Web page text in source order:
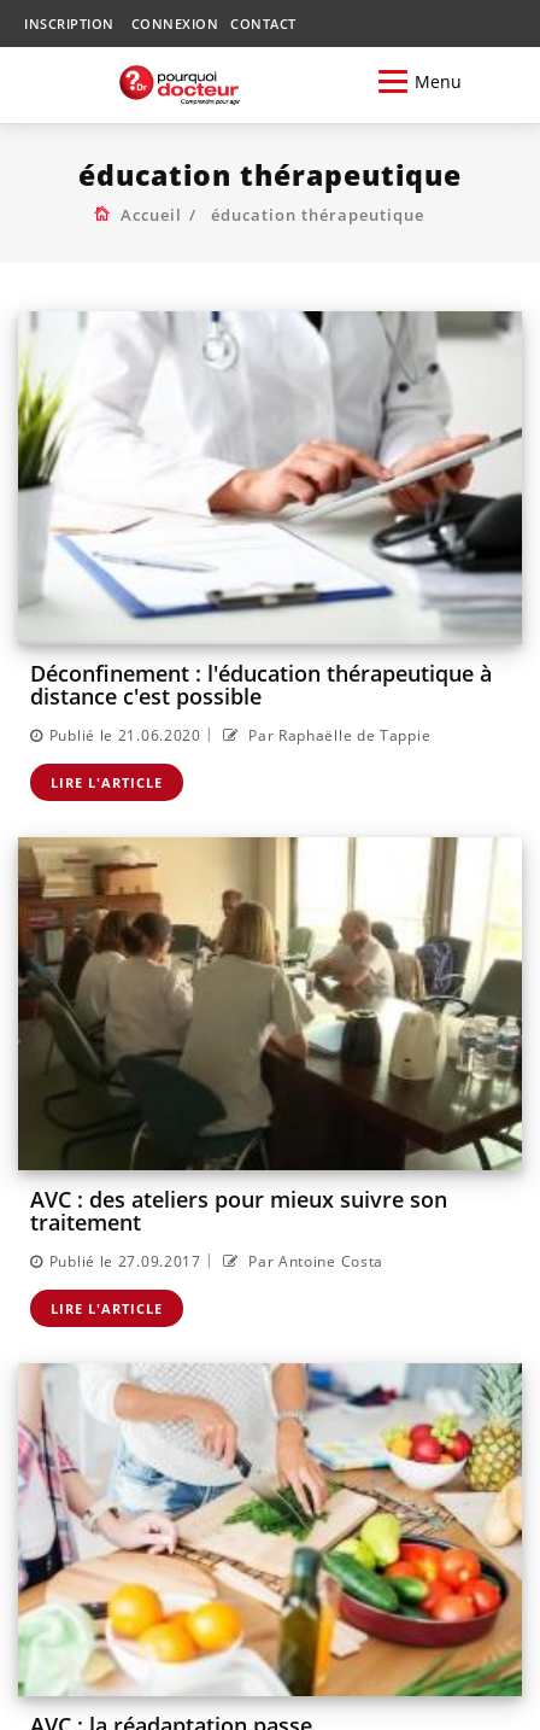
INSCRIPTION CONNEXION CONTACT
Menu
éducation thérapeutique
Accueil éducation thérapeutique
Déconfinement : l'éducation thérapeutique à
distance c'est possible
Publié le 21.06.2020 | Par Raphaëlle de Tappie
LIRE L'ARTICLE
AVC : des ateliers pour mieux suivre son
traitement
Publié le 27.09.2017 | Par Antoine Costa
LIRE L'ARTICLE